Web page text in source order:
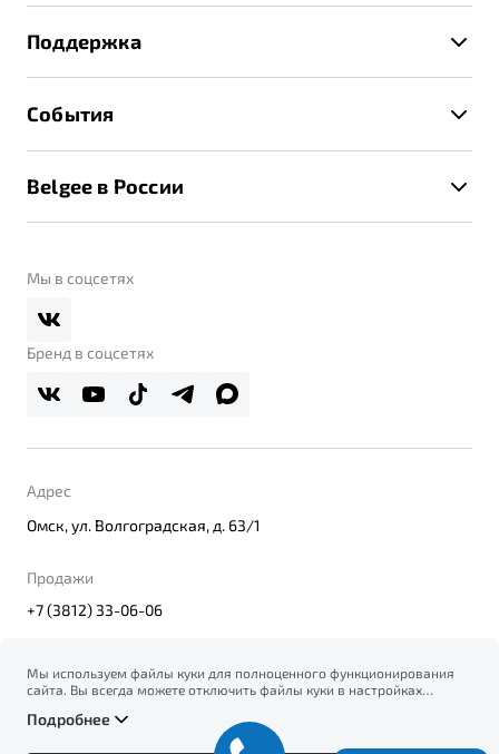
Страхование
Расчет КАСКО
Техническое обслуживание
Калькулятор ТО
Поддержка
Помощь на дорогах
Belgee Линк
Реферальная программа
События
Belgee в России
О дилерском центре
Правовая информация
Мы в соцсетях
Бренд в соцсетях
Адрес
Омск, ул. Волгоградская, д. 63/1
Продажи
+7 (3812) 33-06-06
© 2026
Политика конфиденциальности персональных данных
Официальный сайт Belgee в России
Мы используем файлы куки для полноценного функционирования
сайта. Вы всегда можете отключить файлы куки в настройках
на сбор и использование файлов куки, и подтверждаете
ознакомление с информацией по сбору, использованию и
Подробнее